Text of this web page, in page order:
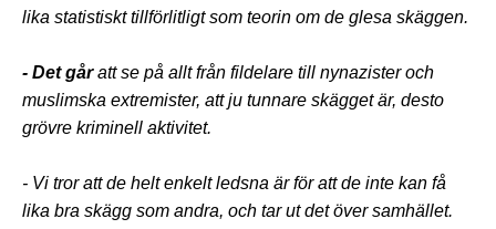
lika statistiskt tillförlitligt som teorin om de glesa skäggen.
- Det gåratt se på allt från fildelare till nynazister och
muslimska extremister, att ju tunnare skägget är, desto
grövre kriminell aktivitet.
- Vi tror att de helt enkelt ledsna är för att de inte kan få
lika bra skägg som andra, och tar ut det över samhället.